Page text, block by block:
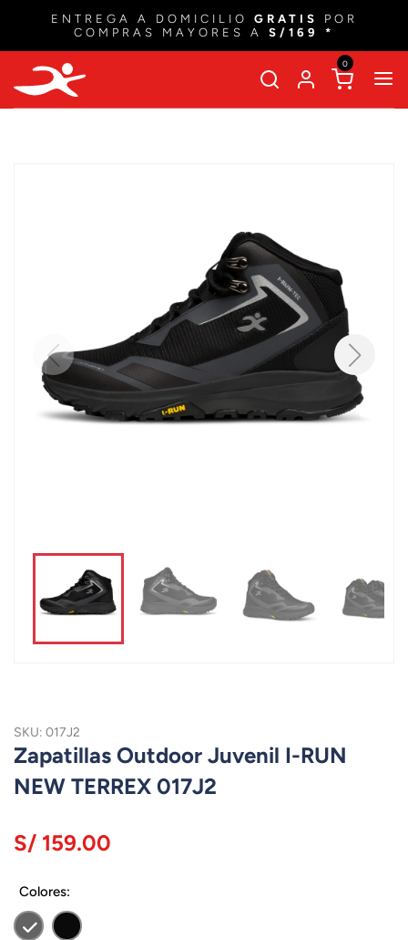
ENTREGA A DOMICILIO GRATIS
POR
COMPRAS MAYORES A S/169 *
0
SKU: 017J2
Zapatillas Outdoor Juvenil I-RUN
NEW TERREX 017J2
S/ 159.00
Colores: